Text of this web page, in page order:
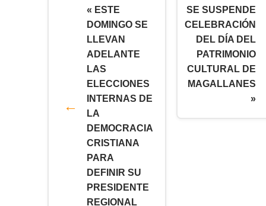
« ESTE
DOMINGO SE
LLEVAN
ADELANTE
LAS
ELECCIONES
INTERNAS DE
LA
DEMOCRACIA
CRISTIANA
PARA
DEFINIR SU
PRESIDENTE
REGIONAL
SE SUSPENDE
CELEBRACIÓN
DEL DÍA DEL
PATRIMONIO
CULTURAL DE
MAGALLANES
»